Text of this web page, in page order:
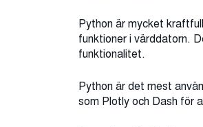
Python är mycket
funktioner i värddatorn.
funktionalitet.
Python är det mest
som Plotly och Dash för